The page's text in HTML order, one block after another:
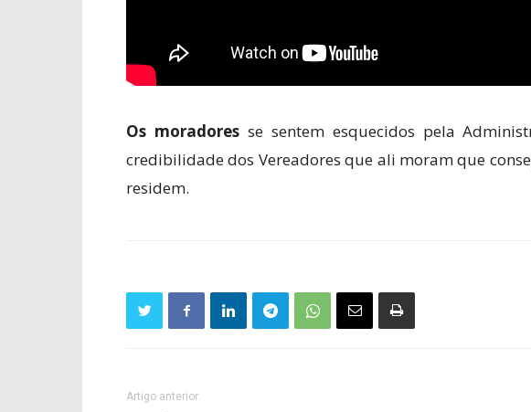
Os moradoresse sentem esquecidos pela
credibilidade dos Vereadores que ali moram que
residem.
Artigo anterior